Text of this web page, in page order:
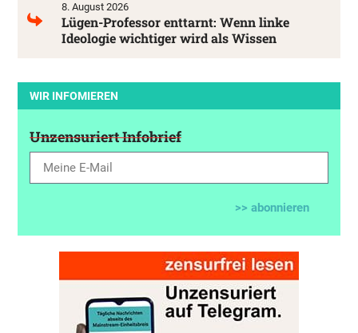
8. August 2026
Lügen-Professor enttarnt: Wenn linke
Ideologie wichtiger wird als Wissen
WIR INFOMIEREN
Unzensuriert Infobrief
>> abonnieren